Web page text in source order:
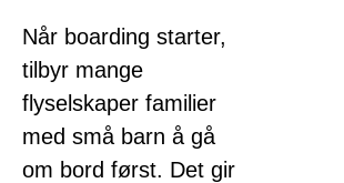
Når boarding starter,
tilbyr mange
flyselskaper familier
med små barn å gå
om bord først. Det gir